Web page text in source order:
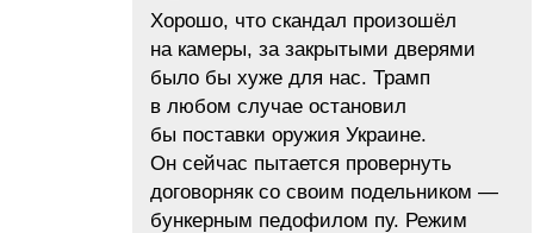
Хорошо, что скандал произошёл
на камеры, за закрытыми дверями
было бы хуже для нас. Трамп
в любом случае остановил
бы поставки оружия Украине.
Он сейчас пытается провернуть
договорняк со своим подельником —
бункерным педофилом пу. Режим